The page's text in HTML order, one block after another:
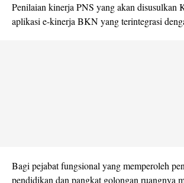
Penilaian kinerja PNS yang akan disusulkan
aplikasi e-kinerja BKN yang terintegrasi
Bagi pejabat fungsional yang memperoleh
pendidikan dan pangkat golongan ruangnya